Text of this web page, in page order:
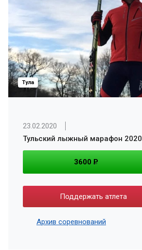
Тула
23.02.2020
Тульский лыжный марафон 2020
3600 P
Поддержать атлета
Архив соревнований